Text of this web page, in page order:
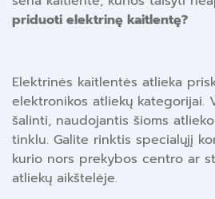
priduoti elektrinę kaitlentę?
Elektrinės kaitlentės atlieka
elektronikos atliekų kategorijai.
šalinti, naudojantis šioms
tinklu. Galite rinktis specialųjį
kurio nors prekybos centro ar
atliekų aikštelėje.